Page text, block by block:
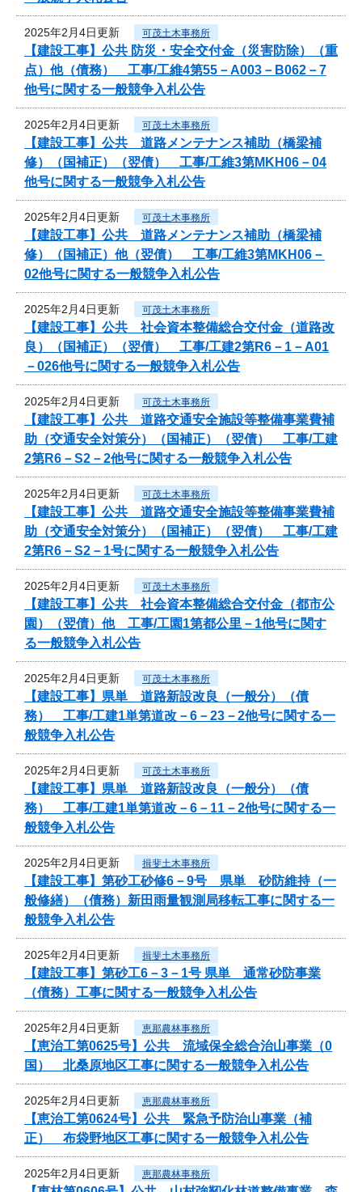
2025年2月4日更新 可茂土木事務所
【建設工事】公共 防災・安全交付金（災害防除）（重
点）他（債務） 工事/工維4第55－A003－B062－7
他号に関する一般競争入札公告
2025年2月4日更新 可茂土木事務所
【建設工事】公共 道路メンテナンス補助（橋梁補
修）（国補正）（翌債） 工事/工維3第MKH06－04
他号に関する一般競争入札公告
2025年2月4日更新 可茂土木事務所
【建設工事】公共 道路メンテナンス補助（橋梁補
修）（国補正）他（翌債） 工事/工維3第MKH06－
02他号に関する一般競争入札公告
2025年2月4日更新 可茂土木事務所
【建設工事】公共 社会資本整備総合交付金（道路改
良）（国補正）（翌債） 工事/工建2第R6－1－A01
－026他号に関する一般競争入札公告
2025年2月4日更新 可茂土木事務所
【建設工事】公共 道路交通安全施設等整備事業費補
助（交通安全対策分）（国補正）（翌債） 工事/工建
2第R6－S2－2他号に関する一般競争入札公告
2025年2月4日更新 可茂土木事務所
【建設工事】公共 道路交通安全施設等整備事業費補
助（交通安全対策分）（国補正）（翌債） 工事/工建
2第R6－S2－1号に関する一般競争入札公告
2025年2月4日更新 可茂土木事務所
【建設工事】公共 社会資本整備総合交付金（都市公
園）（翌債）他 工事/工園1第都公里－1他号に関す
る一般競争入札公告
2025年2月4日更新 可茂土木事務所
【建設工事】県単 道路新設改良（一般分）（債
務） 工事/工建1単第道改－6－23－2他号に関する一
般競争入札公告
2025年2月4日更新 可茂土木事務所
【建設工事】県単 道路新設改良（一般分）（債
務） 工事/工建1単第道改－6－11－2他号に関する一
般競争入札公告
2025年2月4日更新 揖斐土木事務所
【建設工事】第砂工砂修6－9号 県単 砂防維持（一
般修繕）（債務）新田雨量観測局移転工事に関する一
般競争入札公告
2025年2月4日更新 揖斐土木事務所
【建設工事】第砂工6－3－1号 県単 通常砂防事業
（債務）工事に関する一般競争入札公告
2025年2月4日更新 恵那農林事務所
【恵治工第0625号】公共 流域保全総合治山事業（0
国） 北桑原地区工事に関する一般競争入札公告
2025年2月4日更新 恵那農林事務所
【恵治工第0624号】公共 緊急予防治山事業（補
正） 布袋野地区工事に関する一般競争入札公告
2025年2月4日更新 恵那農林事務所